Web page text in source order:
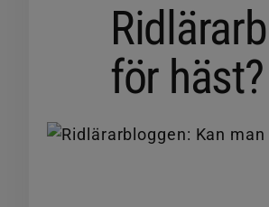
för häst?